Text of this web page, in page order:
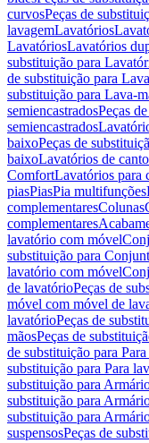
curvosPeças de
lavagemLavatórios
LavatóriosLavatórios
substituição para
de substituição para
substituição para Lava-
semiencastradosPeças
semiencastrados
baixoPeças de
baixoLavatórios de canto
ComfortLavatórios para
piasPiasPia multifunções
complementaresColunas
complementares
lavatório com móvel
substituição para
lavatório com móvel
de lavatórioPeças de
móvel com móvel de
lavatórioPeças de
mãosPeças de
de substituição para
substituição para Para
substituição para
substituição para
substituição para
suspensosPeças de